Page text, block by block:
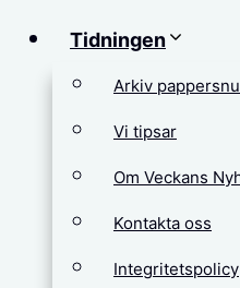
Tidningen
Arkiv
Vi tipsar
Om Veckans
Kontakta oss
Integritetspolicy